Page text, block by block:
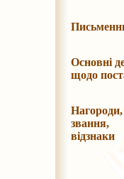
Основні
щодо
Нагороди,
звання,